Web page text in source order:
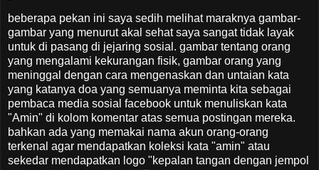
beberapa pekan ini saya sedih melihat maraknya gambar-
gambar yang menurut akal sehat saya sangat tidak layak
untuk di pasang di jejaring sosial. gambar tentang orang
yang mengalami kekurangan fisik, gambar orang yang
meninggal dengan cara mengenaskan dan untaian kata
yang katanya doa yang semuanya meminta kita sebagai
pembaca media sosial facebook untuk menuliskan kata
"Amin" di kolom komentar atas semua postingan mereka.
bahkan ada yang memakai nama akun orang-orang
terkenal agar mendapatkan koleksi kata "amin" atau
sekedar mendapatkan logo "kepalan tangan dengan jempol